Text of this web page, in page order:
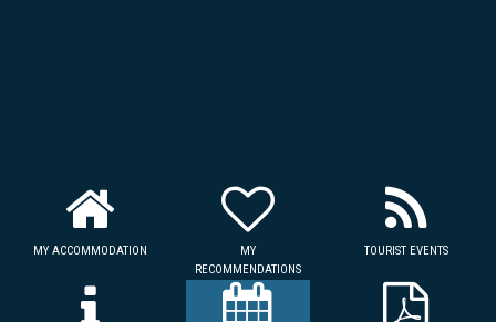
MY ACCOMMODATION
MY
RECOMMENDATIONS
TOURIST EVENTS